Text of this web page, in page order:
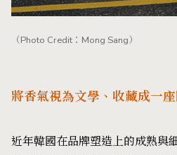
（Photo Credit：Mong Sang）
將香氣視為文學、收藏成一
近年韓國在品牌塑造上的成熟與